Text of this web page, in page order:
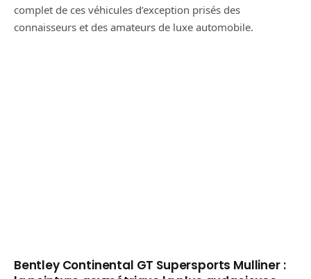
complet de ces véhicules d’exception prisés des
connaisseurs et des amateurs de luxe automobile.
Bentley Continental GT Supersports Mulliner :